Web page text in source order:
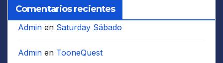
Comentarios recientes
Admin en Saturday Sábado
Admin en TooneQuest